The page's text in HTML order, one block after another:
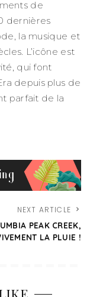
de
dernières
la musique et
L’icône est
qui font
depuis plus de
parfait de la
NEXT ARTICLE
PEAK CREEK,
LA PLUIE !